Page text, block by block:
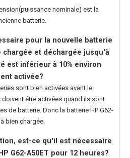
nominale) est la
batterie.
pour la nouvelle batterie
chargée et déchargée jusqu'à
est inférieur à 10% environ
activée?
sont bien activées avant le
être activées quand ils sont
de batterie. Donc la batterie HP G62-
bien chargée.
est-ce qu'il est nécessaire
G62-A50ET pour 12 heures?